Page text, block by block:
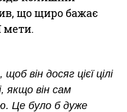
що щиро бажає
мети.
він досяг цієї цілі
якщо він сам
Це було б дуже